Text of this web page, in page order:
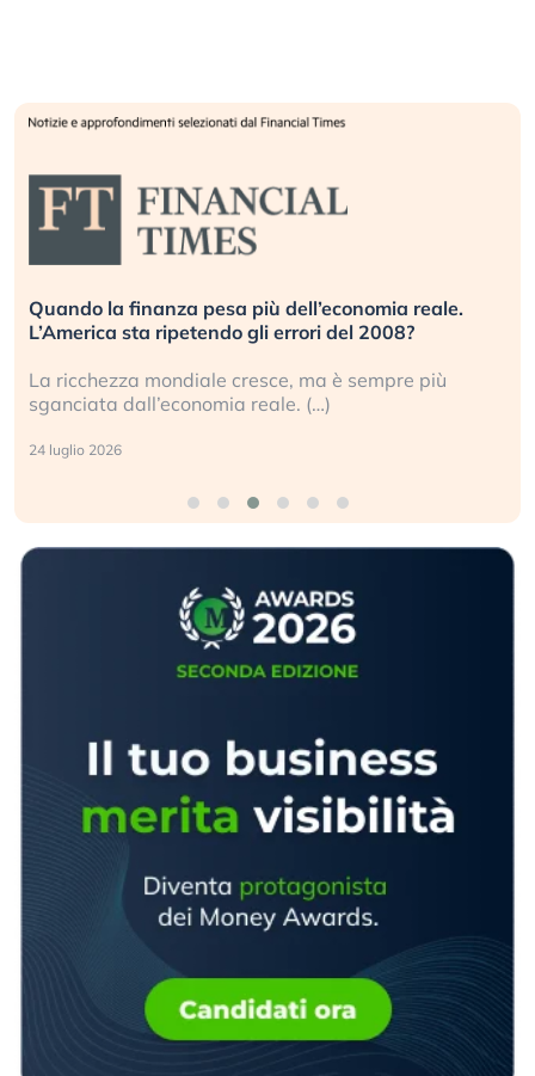
Quando la finanza pesa più dell’economia reale.
L’America sta ripetendo gli errori del 2008?
La ricchezza mondiale cresce, ma è sempre più
sganciata dall’economia reale. (…)
24 luglio 2026